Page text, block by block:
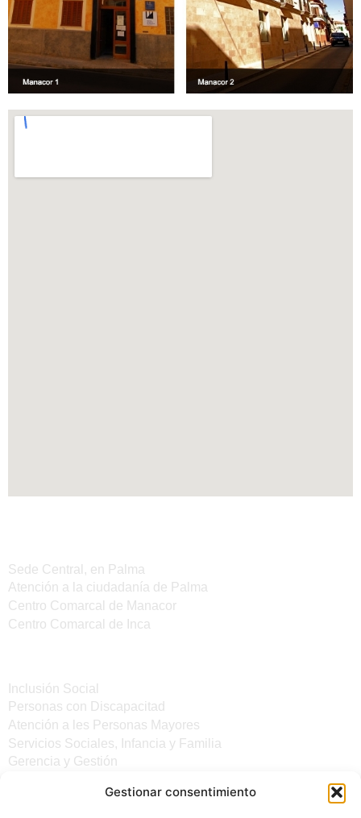
Gestionar consentimiento
Sede Central, en Palma
Atención a la ciudadanía de Palma
Centro Comarcal de Manacor
Centro Comarcal de Inca
Inclusión Social
Personas con Discapacitad
Atención a les Personas Mayores
Servicios Sociales, Infancia y Familia
Gerencia y Gestión
Otros enlaces